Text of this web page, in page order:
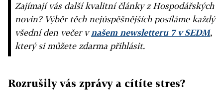
Zajímají vás další kvalitní články z Hospodářských
novin? Výběr těch nejúspěšnějších posíláme každý
všední den večer vnašem newsletteru 7 v SEDM,
který si můžete zdarma přihlásit.
Rozrušily vás zprávy a cítíte stres?